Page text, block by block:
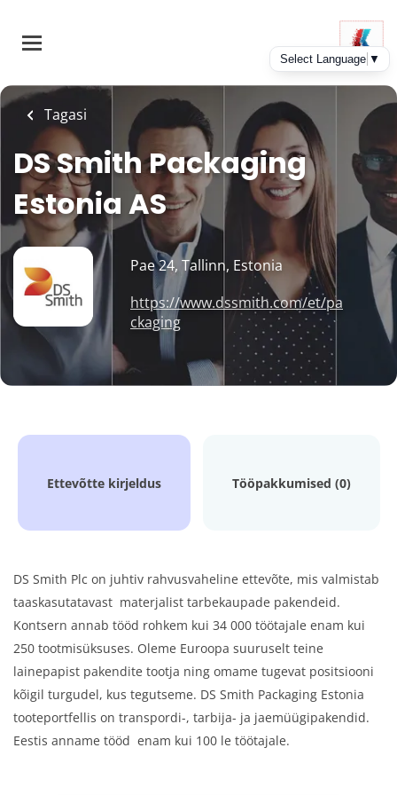
main
Tagasi
DS Smith Packaging
Estonia AS
Pae 24, Tallinn, Estonia
https://www.dssmith.com/et/pa
ckaging
Ettevõtte kirjeldus Tööpakkumised (0)
DS Smith Plc on juhtiv rahvusvaheline ettevõte, mis valmistab
taaskasutatavast materjalist tarbekaupade pakendeid.
Kontsern annab tööd rohkem kui 34 000 töötajale enam kui
250 tootmisüksuses. Oleme Euroopa suuruselt teine
lainepapist pakendite tootja ning omame tugevat positsiooni
kõigil turgudel, kus tegutseme. DS Smith Packaging Estonia
tooteportfellis on transpordi-, tarbija- ja jaemüügipakendid.
Eestis anname tööd enam kui 100 le töötajale.